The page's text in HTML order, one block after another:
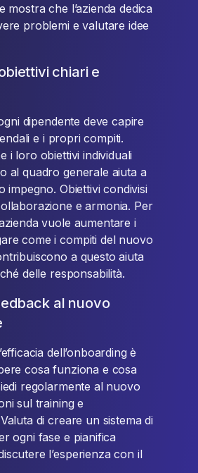
mostra che l’azienda dedica
problemi e valutare idee
chiari e
dipendente deve capire
e i propri compiti.
i loro obiettivi individuali
al quadro generale aiuta a
impegno. Obiettivi condivisi
e armonia. Per
vuole aumentare i
come i compiti del nuovo
a questo aiuta
delle responsabilità.
al nuovo
dell’onboarding è
cosa funziona e cosa
regolarmente al nuovo
sul training e
di creare un sistema di
ogni fase e pianifica
l’esperienza con il